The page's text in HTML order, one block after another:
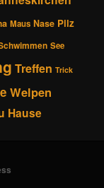
Maus Nase Pilz
See
Treffen Trick
Welpen
Hause